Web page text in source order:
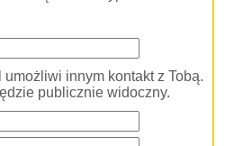
innym kontakt z Tobą.
publicznie widoczny.